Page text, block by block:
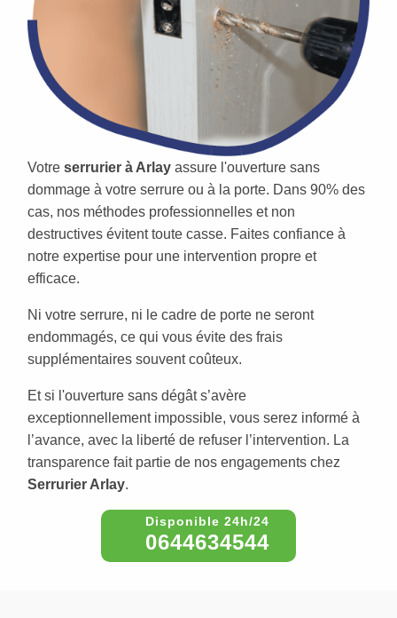
Votre serrurier à Arlay assure l'ouverture sans
dommage à votre serrure ou à la porte. Dans 90% des
cas, nos méthodes professionnelles et non
destructives évitent toute casse. Faites confiance à
notre expertise pour une intervention propre et
efficace.
Ni votre serrure, ni le cadre de porte ne seront
endommagés, ce qui vous évite des frais
supplémentaires souvent coûteux.
Et si l'ouverture sans dégât s’avère
exceptionnellement impossible, vous serez informé à
l’avance, avec la liberté de refuser l’intervention. La
transparence fait partie de nos engagements chez
Serrurier Arlay.
0644634544